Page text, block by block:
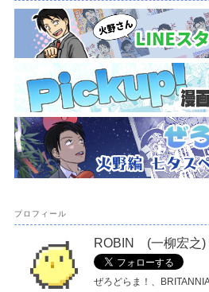
プロフィール
ROBIN (一柳宏之)
ぜろどらま！、